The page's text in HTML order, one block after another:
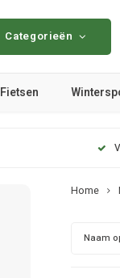
Categorieën
Fietsen
Home
Naam